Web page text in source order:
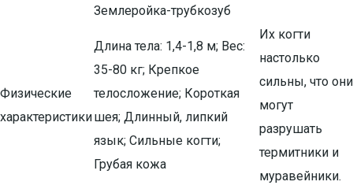
Землеройка-трубкозуб
Физические
характеристики
Длина тела: 1,4-1,8 м; Вес:
35-80 кг; Крепкое
телосложение; Короткая
шея; Длинный, липкий
язык; Сильные когти;
Грубая кожа
Их когти
настолько
сильны, что они
могут
разрушать
термитники и
муравейники.